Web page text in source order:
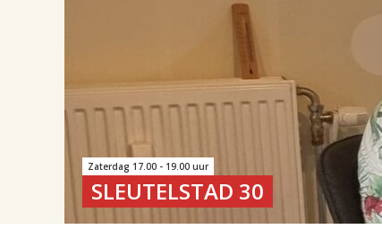
Zaterdag 17.00 - 19.00 uur
SLEUTELSTAD 30